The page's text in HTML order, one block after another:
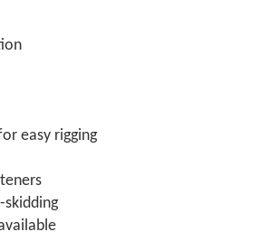
easy rigging